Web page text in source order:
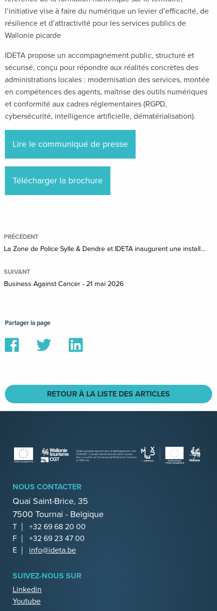
l’initiative vise à faire du numérique un levier d’efficacité, de
résilience et d’attractivité pour les services publics de
Wallonie picarde
IDETA propose un accompagnement public, structuré et
sécurisé, conçu pour répondre aux réalités concrètes des
administrations locales : modernisation des services, montée
en compétences des agents, maîtrise des outils numériques
et conformité aux cadres réglementaires (RGPD,
cybersécurité, intelligence artificielle, dématérialisation).
Lire le communiqué de presse
Télécharger la brochure
PRÉCÉDENT
La Zone de Police Sylle & Dendre et IDETA inaugurent une installation photovoltaïque de 70 kWc pour renforcer l’autonomie énergétique du territoire
SUIVANT
Business Against Cancer - 21 mai 2026
Partager la page
Partager
sur
Partager
sur
Partager
sur
RETOUR À LA LISTE DES ARTICLES
NOUS CONTACTER
Quai Saint-Brice, 35
7500 Tournai - Belgique
T
+32 69 68 20 00
F
+32 69 23 47 00
E
info@ideta.be
SUIVEZ-NOUS SUR
Linkedin
Youtube